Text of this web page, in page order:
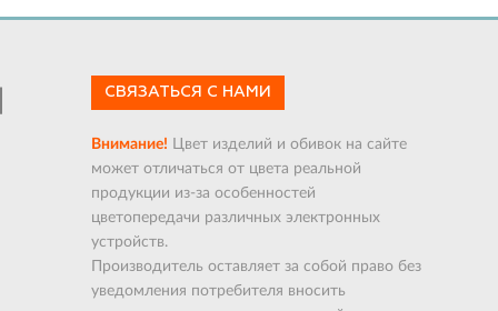
СВЯЗАТЬСЯ С НАМИ
Внимание! Цвет изделий и обивок на сайте
может отличаться от цвета реальной
продукции из-за особенностей
цветопередачи различных электронных
устройств.
Производитель оставляет за собой право без
уведомления потребителя вносить